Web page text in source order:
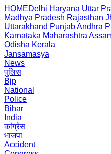
HOMEDelhi Haryana Uttar
Madhya Pradesh Rajasthan
Uttarakhand PunjabAndhra
Karnataka Maharashtra
Odisha Kerala
Jansamasya
News
पुलिस
Bjp
National
Police
Bihar
India
कांग्रेस
भाजपा
Accident